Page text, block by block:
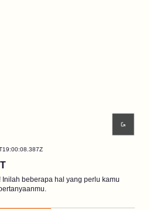
beberapa hal yang perlu kamu